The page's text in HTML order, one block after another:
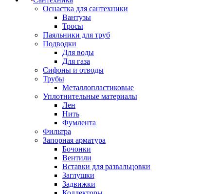
Оснастка для сантехники
Вантузы
Тросы
Паяльники для труб
Подводки
Для воды
Для газа
Сифоны и отводы
Трубы
Металлопластиковые
Уплотнительные материалы
Лен
Нить
Фумлента
Фильтра
Запорная арматура
Бочонки
Вентили
Вставки для развальцовки
Заглушки
Задвижки